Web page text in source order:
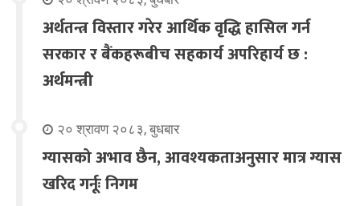
अर्थतन्त्र विस्तार गरेर आर्थिक वृद्धि हासिल गर्न
सरकार र बैंकहरूबीच सहकार्य अपरिहार्य छ :
अर्थमन्त्री
२० श्रावण २०८३, बुधबार
ग्यासको अभाव छैन, आवश्यकताअनुसार मात्र ग्यास
खरिद गर्नूः निगम